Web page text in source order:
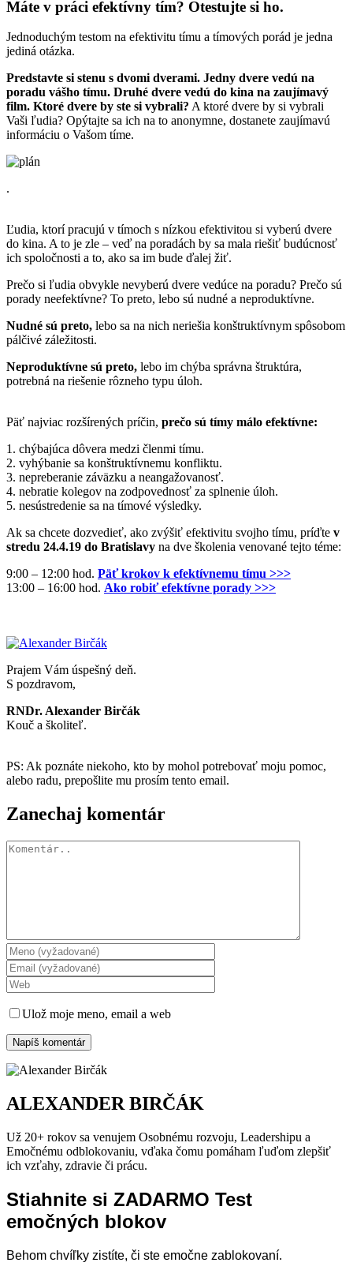
Máte v práci efektívny tím? Otestujte si ho.
Jednoduchým testom na efektivitu tímu a tímových porád je jedna
jediná otázka.
Predstavte si stenu s dvomi dverami. Jedny dvere vedú na
poradu vášho tímu. Druhé dvere vedú do kina na zaujímavý
film. Ktoré dvere by ste si vybrali? A ktoré dvere by si vybrali
Vaši ľudia? Opýtajte sa ich na to anonymne, dostanete zaujímavú
informáciu o Vašom tíme.
.
Ľudia, ktorí pracujú v tímoch s nízkou efektivitou si vyberú dvere
do kina. A to je zle – veď na poradách by sa mala riešiť budúcnosť
ich spoločnosti a to, ako sa im bude ďalej žiť.
Prečo si ľudia obvykle nevyberú dvere vedúce na poradu? Prečo sú
porady neefektívne? To preto, lebo sú nudné a neproduktívne.
Nudné sú preto, lebo sa na nich neriešia konštruktívnym spôsobom
pálčivé záležitosti.
Neproduktívne sú preto, lebo im chýba správna štruktúra,
potrebná na riešenie rôzneho typu úloh.
Päť najviac rozšírených príčin, prečo sú tímy málo efektívne:
1. chýbajúca dôvera medzi členmi tímu.
2. vyhýbanie sa konštruktívnemu konfliktu.
3. nepreberanie záväzku a neangažovanosť.
4. nebratie kolegov na zodpovednosť za splnenie úloh.
5. nesústredenie sa na tímové výsledky.
Ak sa chcete dozvedieť, ako zvýšiť efektivitu svojho tímu, príďte v
stredu 24.4.19 do Bratislavy na dve školenia venované tejto téme:
9:00 – 12:00 hod. Päť krokov k efektívnemu tímu >>>
13:00 – 16:00 hod. Ako robiť efektívne porady >>>
Prajem Vám úspešný deň.
S pozdravom,
RNDr. Alexander Birčák
Kouč a školiteľ.
PS: Ak poznáte niekoho, kto by mohol potrebovať moju pomoc,
alebo radu, prepošlite mu prosím tento email.
Zanechaj komentár
Komentár
Ulož moje meno, email a web
ALEXANDER BIRČÁK
Už 20+ rokov sa venujem Osobnému rozvoju, Leadershipu a
Emočnému odblokovaniu, vďaka čomu pomáham ľuďom zlepšiť
ich vzťahy, zdravie či prácu.
Stiahnite si ZADARMO Test
emočných blokov
Behom chvíľky zistíte, či ste emočne zablokovaní.